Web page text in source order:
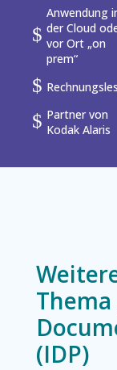
$
Anwendung
der Cloud
vor Ort „on
prem“
$
$ Partner von
Kodak Alaris
(IDP)